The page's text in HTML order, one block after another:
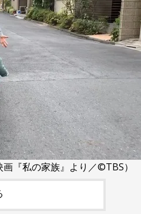
『私の家族』より／©TBS）